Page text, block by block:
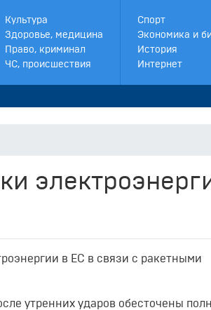
Культура
Здоровье, медицина
Право, криминал
ЧС, происшествия
Спорт
Экономика и
История
Интернет
в ЕС в связи с ракетными
утренних ударов обесточены